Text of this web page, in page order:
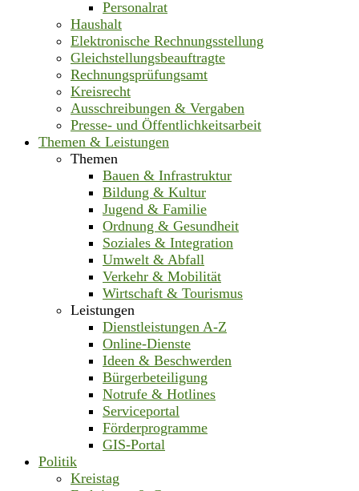
Personalrat
Haushalt
Elektronische Rechnungsstellung
Gleichstellungsbeauftragte
Rechnungsprüfungsamt
Kreisrecht
Ausschreibungen & Vergaben
Presse- und Öffentlichkeitsarbeit
Themen & Leistungen
Themen
Bauen & Infrastruktur
Bildung & Kultur
Jugend & Familie
Ordnung & Gesundheit
Soziales & Integration
Umwelt & Abfall
Verkehr & Mobilität
Wirtschaft & Tourismus
Leistungen
Dienstleistungen A-Z
Online-Dienste
Ideen & Beschwerden
Bürgerbeteiligung
Notrufe & Hotlines
Serviceportal
Förderprogramme
GIS-Portal
Politik
Kreistag